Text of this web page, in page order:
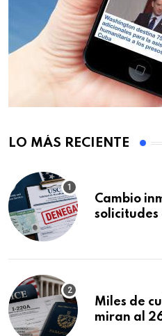
LO MÁS RECIENTE
Cambio
solicitudes
Miles de
miran al